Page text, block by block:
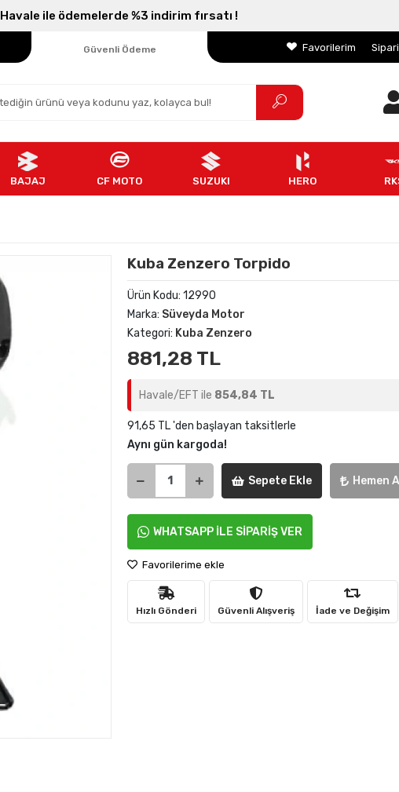
Havale ile ödemelerde %3 indirim fırsatı !
Parçanızın Online Adresi
Güvenli Ödeme
Favorilerim
BAJAJ CF MOTO SUZUKI HERO
Kuba Zenzero Torpido
Ürün Kodu: 12990
Marka: Süveyda Motor
Kategori: Kuba Zenzero
881,28 TL
Havale/EFT ile 854,84 TL
91,65 TL 'den başlayan taksitlerle
Aynı gün kargoda!
Sepete Ekle Hemen Al
WHATSAPP İLE SİPARİŞ VER
Favorilerime ekle
Hızlı Gönderi Güvenli Alışveriş İade ve Değişim